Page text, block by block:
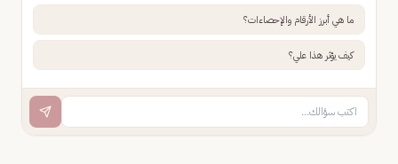
ما هي أبرز الأرقام والإحصاءات؟
كيف يؤثر هذا علي؟